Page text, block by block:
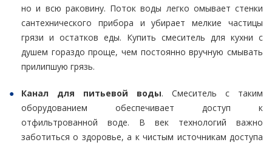
но и всю раковину. Поток воды легко омывает стенки
сантехнического прибора и убирает мелкие частицы
грязи и остатков еды. Купить смеситель для кухни с
душем гораздо проще, чем постоянно вручную смывать
прилипшую грязь.
Канал для питьевой воды. Смеситель с таким
оборудованием обеспечивает доступ к
отфильтрованной воде. В век технологий важно
заботиться о здоровье, а к чистым источникам доступа